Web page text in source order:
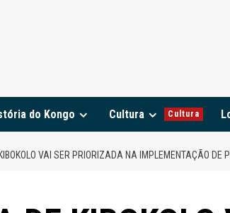
do Kongo Cultura Cultura
VAI SER PRIORIZADA NA IMPLEMENTAÇÃO DE